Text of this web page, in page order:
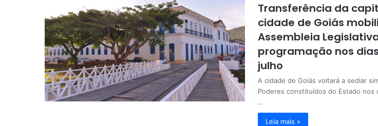
Transferência da
cidade de Goiás
Assembleia
programação nos dias
julho
A cidade de Goiás voltará a sediar
Poderes constituídos do Estado nos
…
Leia mais »